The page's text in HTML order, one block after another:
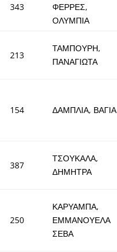
343
ΦΕΡΡΕΣ,
ΟΛΥΜΠΙΑ
213
ΤΑΜΠΟΥΡΗ,
ΠΑΝΑΓΙΩΤΑ
154 ΔΑΜΠΛΙΑ, ΒΑΓΙΑ
387
ΤΣΟΥΚΑΛΑ,
ΔΗΜΗΤΡΑ
250
ΚΑΡΥΑΜΠΑ,
ΕΜΜΑΝΟΥΕΛΑ
ΣΕΒΑ